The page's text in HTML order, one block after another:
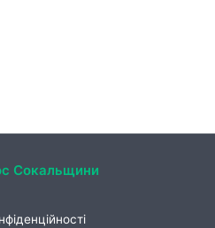
Сокальщини